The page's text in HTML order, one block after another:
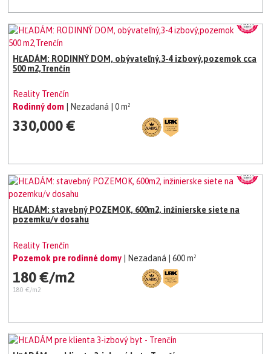
HĽADÁM: RODINNÝ DOM, obývateľný,3-4 izbový,pozemok cca
500 m2,Trenčín
Reality Trenčín
Rodinný dom
| Nezadaná | 0 m²
330,000 €
HĽADÁM: stavebný POZEMOK, 600m2, inžinierske siete na
pozemku/v dosahu
Reality Trenčín
Pozemok pre rodinné domy
| Nezadaná | 600 m²
180 €/m2
180 €/m2